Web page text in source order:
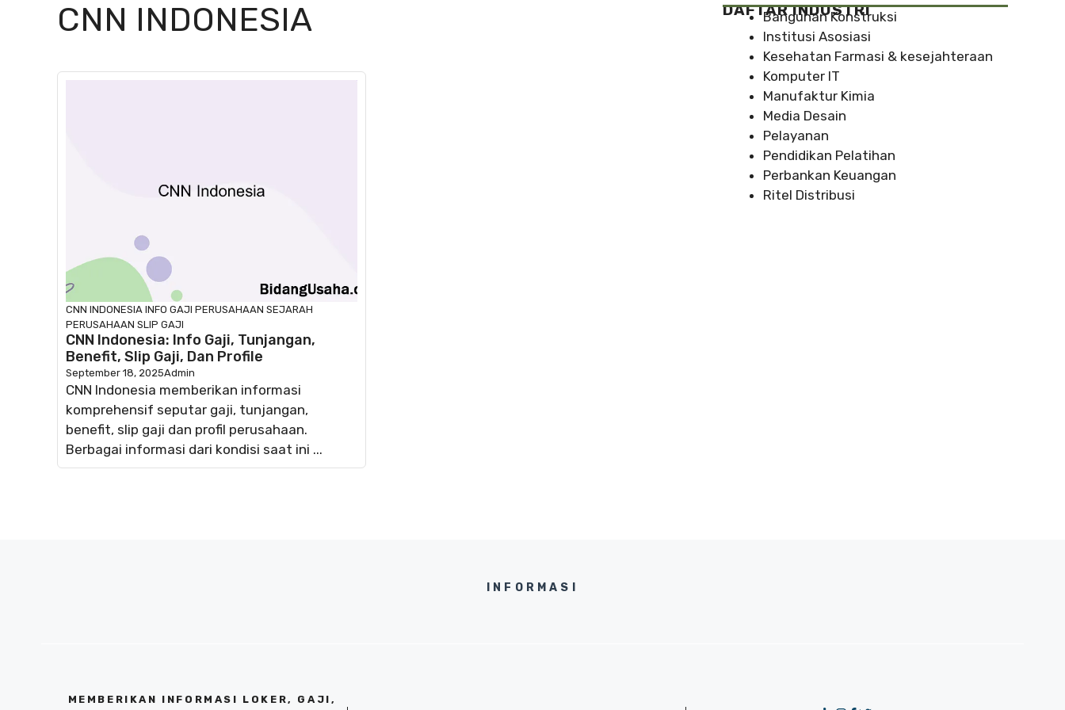
CNN INDONESIA
CNN INDONESIA INFO GAJI PERUSAHAAN SEJARAH
PERUSAHAAN SLIP GAJI
CNN Indonesia: Info Gaji, Tunjangan,
Benefit, Slip Gaji, Dan Profile
September 18, 2025Admin
CNN Indonesia memberikan informasi
komprehensif seputar gaji, tunjangan,
benefit, slip gaji dan profil perusahaan.
Berbagai informasi dari kondisi saat ini ...
DAFTAR INDUSTRI
Bangunan Konstruksi
Institusi Asosiasi
Kesehatan Farmasi & kesejahteraan
Komputer IT
Manufaktur Kimia
Media Desain
Pelayanan
Pendidikan Pelatihan
Perbankan Keuangan
Ritel Distribusi
INFORMASI
MEMBERIKAN INFORMASI LOKER, GAJI,